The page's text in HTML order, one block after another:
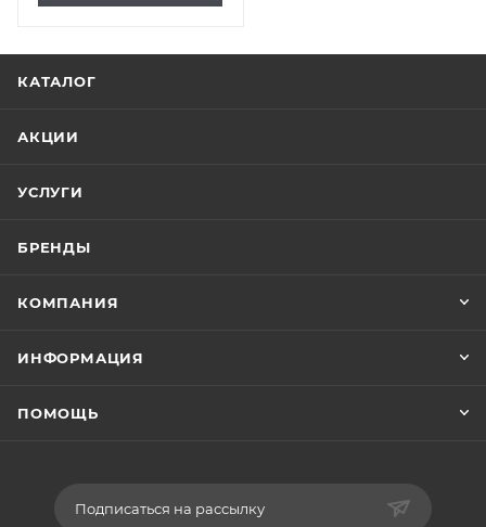
КАТАЛОГ
АКЦИИ
УСЛУГИ
БРЕНДЫ
КОМПАНИЯ
ИНФОРМАЦИЯ
ПОМОЩЬ
Подписаться на рассылку